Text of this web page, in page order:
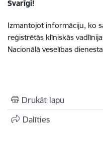
Svarīgi!
Izmantojot informāciju, ko
reģistrētās klīniskās
Nacionālā veselības dienesta
Drukāt lapu
Dalīties